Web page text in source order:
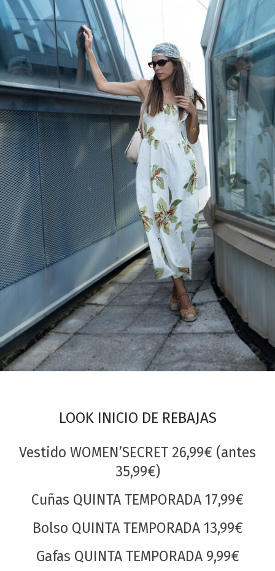
LOOK INICIO DE REBAJAS
Vestido WOMEN’SECRET 26,99€ (antes
35,99€)
Cuñas QUINTA TEMPORADA 17,99€
Bolso QUINTA TEMPORADA 13,99€
Gafas QUINTA TEMPORADA 9,99€